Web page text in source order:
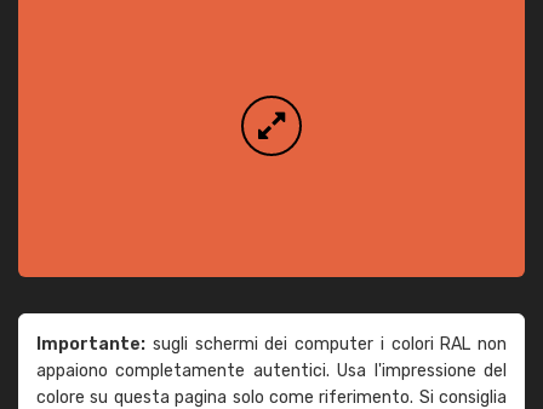
Importante: sugli schermi dei computer i colori RAL non
appaiono completamente autentici. Usa l'impressione del
colore su questa pagina solo come riferimento. Si consiglia